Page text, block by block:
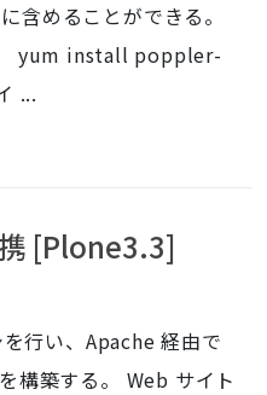
めることができる。
yum install poppler-
...
[Plone3.3]
行い、Apache 経由で
構築する。 Web サイト